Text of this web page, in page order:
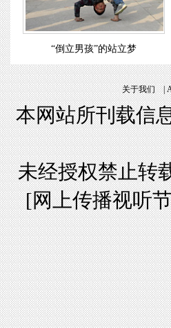
“倒立男孩”的站立梦
关于我们|
本网站所刊载信
未经授权禁止转
[网上传播视听